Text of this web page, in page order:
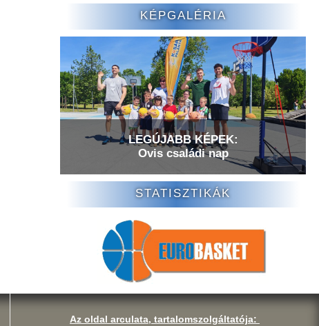
KÉPGALÉRIA
LEGÚJABB KÉPEK:
Ovis családi nap
STATISZTIKÁK
Az oldal arculata, tartalomszolgáltatója: